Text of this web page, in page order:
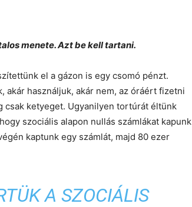
menete. Azt be kell tartani.
el a gázon is egy csomó pénzt.
akár használjuk, akár nem, az óráért fizetni
csak ketyeget. Ugyanilyen tortúrát éltünk
szociális alapon nullás számlákat kapunk
kaptunk egy számlát, majd 80 ezer
A SZOCIÁLIS